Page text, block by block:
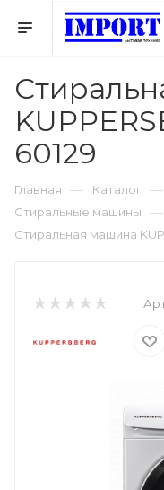
60129
Главная — Каталог —
Стиральные машины —
Стиральная машина